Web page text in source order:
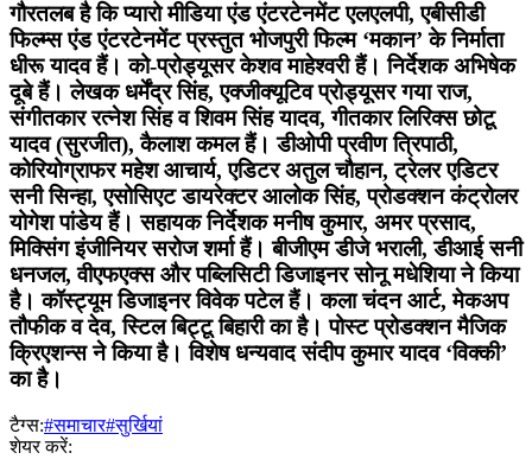
गौरतलब है कि प्यारो मीडिया एंड एंटरटेनमेंट एलएलपी, एबीसीडी
फिल्म्स एंड एंटरटेनमेंट प्रस्तुत भोजपुरी फिल्म ‘मकान’ के निर्माता
धीरू यादव हैं। को-प्रोड्यूसर केशव माहेश्वरी हैं। निर्देशक अभिषेक
दूबे हैं। लेखक धर्मेंद्र सिंह, एक्जीक्यूटिव प्रोड्यूसर गया राज,
संगीतकार रत्नेश सिंह व शिवम सिंह यादव, गीतकार लिरिक्स छोटू
यादव (सुरजीत), कैलाश कमल हैं। डीओपी प्रवीण त्रिपाठी,
कोरियोग्राफर महेश आचार्य, एडिटर अतुल चौहान, ट्रेलर एडिटर
सनी सिन्हा, एसोसिएट डायरेक्टर आलोक सिंह, प्रोडक्शन कंट्रोलर
योगेश पांडेय हैं। सहायक निर्देशक मनीष कुमार, अमर प्रसाद,
मिक्सिंग इंजीनियर सरोज शर्मा हैं। बीजीएम डीजे भराली, डीआई सनी
धनजल, वीएफएक्स और पब्लिसिटी डिजाइनर सोनू मधेशिया ने किया
है। कॉस्ट्यूम डिजाइनर विवेक पटेल हैं। कला चंदन आर्ट, मेकअप
तौफीक व देव, स्टिल बिट्टू बिहारी का है। पोस्ट प्रोडक्शन मैजिक
क्रिएशन्स ने किया है। विशेष धन्यवाद संदीप कुमार यादव ‘विक्की’
का है।
टैग्स:#समाचार#सुर्खियां
शेयर करें: